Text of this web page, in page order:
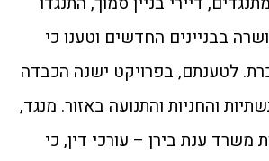
בבניינים החדשים וטענו כי
לטענתם, בפרויקט ישנה הכבדה
והחניות והתנועה באזור. מנגד,
משרד ענת בירן – עורכי דין, כי